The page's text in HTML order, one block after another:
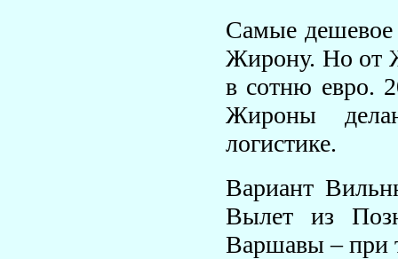
Самые дешевое
Жирону. Но от
в сотню евро.
Жироны
логистике.
Вариант
Вылет из
Варшавы – при